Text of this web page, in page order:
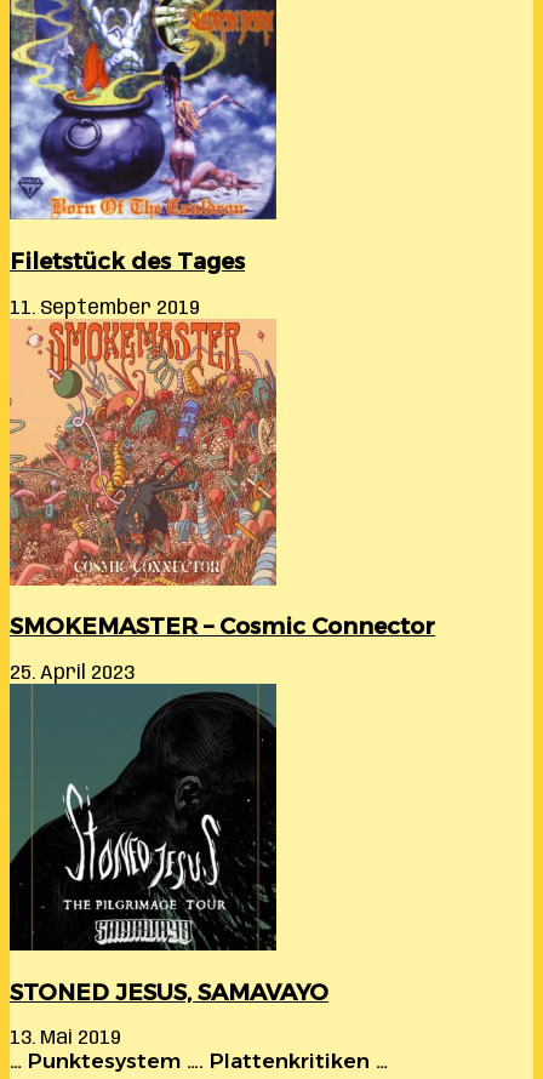
Filetstück des Tages
11. September 2019
SMOKEMASTER – Cosmic Connector
25. April 2023
STONED JESUS, SAMAVAYO
13. Mai 2019
… Punktesystem …. Plattenkritiken …